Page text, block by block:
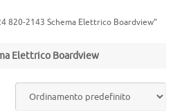
820-2143 Schema Elettrico Boardview”
Elettrico Boardview